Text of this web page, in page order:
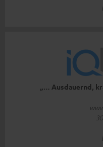
„… Ausdauernd,